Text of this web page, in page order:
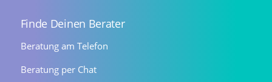
Finde Deinen Berater
Beratung am Telefon
Beratung per Chat